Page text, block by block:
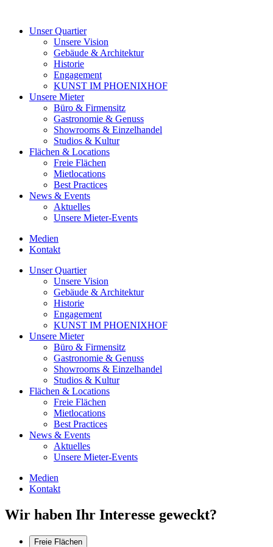
Unser Quartier
Unsere Vision
Gebäude & Architektur
Historie
Engagement
KUNST IM PHOENIXHOF
Unsere Mieter
Büro & Firmensitz
Gastronomie & Genuss
Showrooms & Einzelhandel
Studios & Kultur
Flächen & Locations
Freie Flächen
Mietlocations
Best Practices
News & Events
Aktuelles
Unsere Mieter-Events
Medien
Kontakt
Unser Quartier
Unsere Vision
Gebäude & Architektur
Historie
Engagement
KUNST IM PHOENIXHOF
Unsere Mieter
Büro & Firmensitz
Gastronomie & Genuss
Showrooms & Einzelhandel
Studios & Kultur
Flächen & Locations
Freie Flächen
Mietlocations
Best Practices
News & Events
Aktuelles
Unsere Mieter-Events
Medien
Kontakt
Wir haben Ihr Interesse geweckt?
Freie Flächen